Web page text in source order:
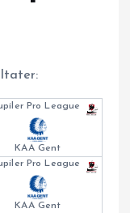
Pro League
KAA Gent
Pro League
KAA Gent